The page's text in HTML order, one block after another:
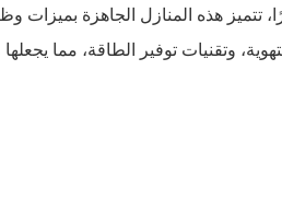
تتميز هذه المنازل الجاهزة بميزات